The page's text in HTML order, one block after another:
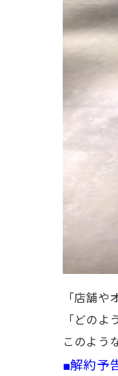
「店舗や
「どのよ
このよう
■解約予